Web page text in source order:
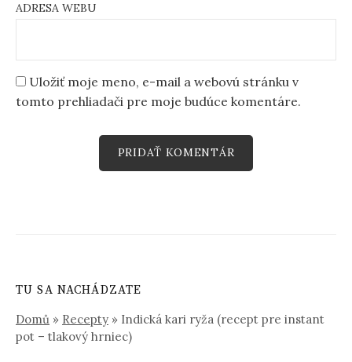
ADRESA WEBU
Uložiť moje meno, e-mail a webovú stránku v
tomto prehliadači pre moje budúce komentáre.
TU SA NACHÁDZATE
Domů » Recepty » Indická kari ryža (recept pre instant
pot – tlakový hrniec)